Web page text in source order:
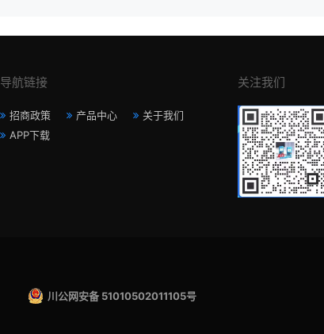
导航链接
招商政策 产品中心
关于我们
APP下载
关注我们
川公网安备 51010502011105号